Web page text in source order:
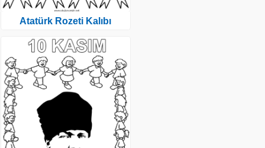
Atatürk Rozeti Kalıbı